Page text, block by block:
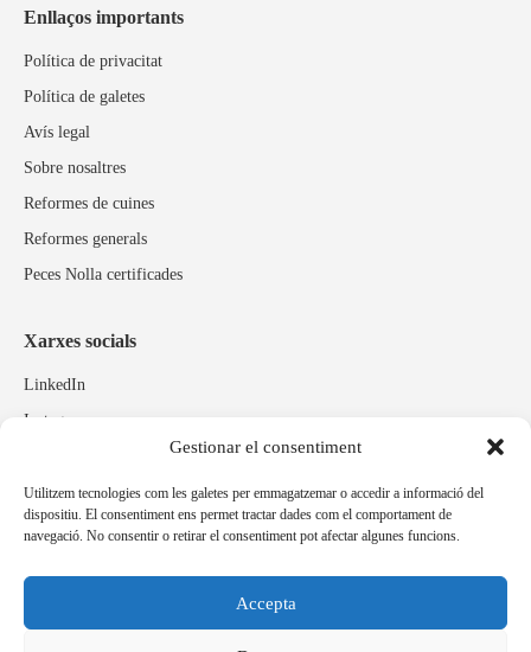
Gestionar el consentiment
Utilitzem tecnologies com les galetes per emmagatzemar o accedir a informació del
dispositiu. El consentiment ens permet tractar dades com el comportament de
navegació. No consentir o retirar el consentiment pot afectar algunes funcions.
Accepta
Enllaços importants
Política de privacitat
Política de galetes
Avís legal
Sobre nosaltres
Reformes de cuines
Reformes generals
Peces Nolla certificades
Xarxes socials
LinkedIn
Instagram
Marques relacionades